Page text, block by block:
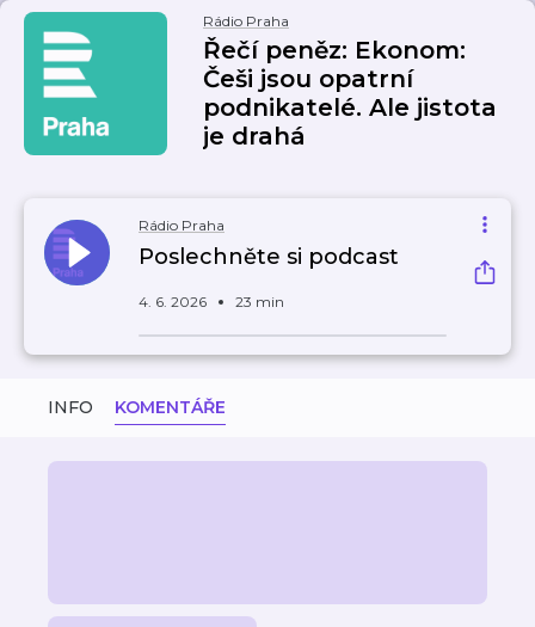
Rádio Praha
Řečí peněz: Ekonom:
Češi jsou opatrní
podnikatelé. Ale jistota
je drahá
Rádio Praha
Poslechněte si podcast
4. 6. 2026 23 min
INFO KOMENTÁŘE